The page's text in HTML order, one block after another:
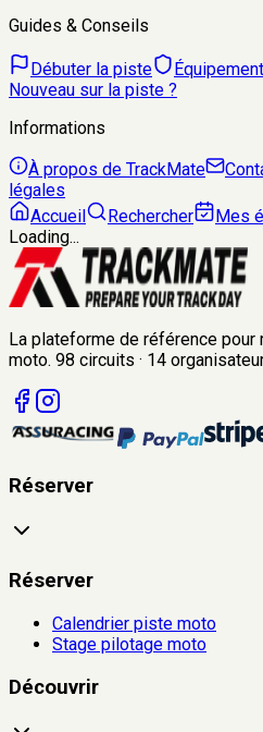
Guides & Conseils
Débuter la piste
Nouveau sur la piste ?
Informations
À propos de TrackMate
légales
Accueil
Rechercher Mes
Loading...
La plateforme de référence
moto. 98 circuits · 14
Réserver
Réserver
Calendrier piste moto
Stage pilotage moto
Découvrir